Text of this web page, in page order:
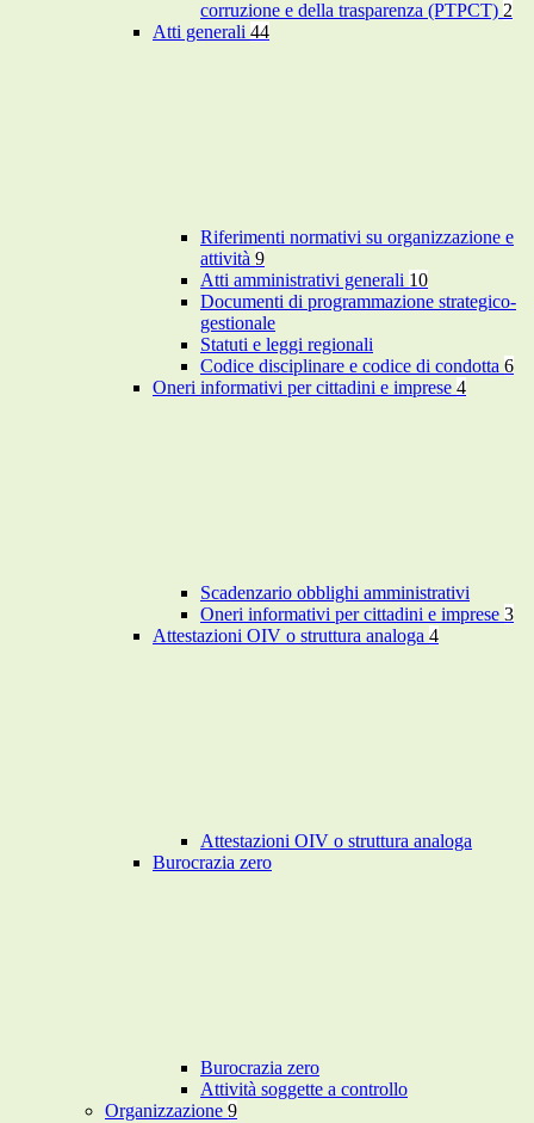
corruzione e della trasparenza (PTPCT) 2
Atti generali 44
Riferimenti normativi su organizzazione e
attività 9
Atti amministrativi generali 10
Documenti di programmazione strategico-
gestionale
Statuti e leggi regionali
Codice disciplinare e codice di condotta 6
Oneri informativi per cittadini e imprese 4
Scadenzario obblighi amministrativi
Oneri informativi per cittadini e imprese 3
Attestazioni OIV o struttura analoga 4
Attestazioni OIV o struttura analoga
Burocrazia zero
Burocrazia zero
Attività soggette a controllo
Organizzazione 9